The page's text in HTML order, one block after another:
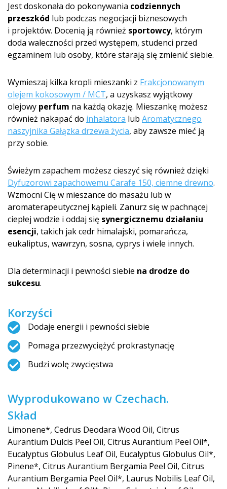
Jest doskonała do pokonywania codziennych
przeszkód lub podczas negocjacji biznesowych
i projektów. Docenią ją również sportowcy, którym
doda waleczności przed występem, studenci przed
egzaminem lub osoby, które starają się zmienić siebie.
Wymieszaj kilka kropli mieszanki z Frakcjonowanym
olejem kokosowym / MCT, a uzyskasz wyjątkowy
olejowy perfum na każdą okazję. Mieszankę możesz
również nakapać do inhalatora lub Aromatycznego
naszyjnika Gałązka drzewa życia, aby zawsze mieć ją
przy sobie.
Świeżym zapachem możesz cieszyć się również dzięki
Dyfuzorowi zapachowemu Carafe 150, ciemne drewno.
Wzmocni Cię w mieszance do masażu lub w
aromaterapeutycznej kąpieli. Zanurz się w pachnącej
ciepłej wodzie i oddaj się synergicznemu działaniu
esencji, takich jak cedr himalajski, pomarańcza,
eukaliptus, wawrzyn, sosna, cyprys i wiele innych.
Dla determinacji i pewności siebie na drodze do
sukcesu.
Korzyści
Dodaje energii i pewności siebie
Pomaga przezwyciężyć prokrastynację
Budzi wolę zwycięstwa
Wyprodukowano w Czechach.
Skład
Limonene*, Cedrus Deodara Wood Oil, Citrus
Aurantium Dulcis Peel Oil, Citrus Aurantium Peel Oil*,
Eucalyptus Globulus Leaf Oil, Eucalyptus Globulus Oil*,
Pinene*, Citrus Aurantium Bergamia Peel Oil, Citrus
Aurantium Bergamia Peel Oil*, Laurus Nobilis Leaf Oil,